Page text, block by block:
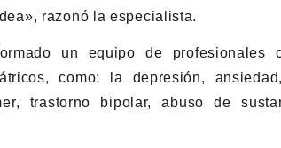
razonó la especialista.
un equipo de profesionales
como: la depresión,
trastorno bipolar, abuso de